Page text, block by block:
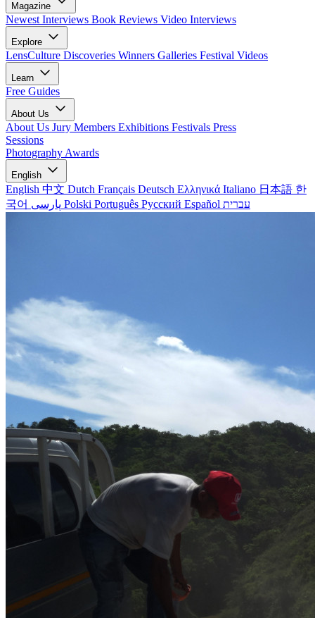
Magazine
Newest Interviews Book Reviews Video Interviews
Explore
LensCulture Discoveries Winners Galleries Festival Videos
Learn
Free Guides
About Us
About Us Jury Members Exhibitions Festivals Press
Sessions
Photography Awards
English
English 中文 Dutch Français Deutsch Ελληνικά Italiano 日本語 한
국어
Polski Português Русский Español עברית